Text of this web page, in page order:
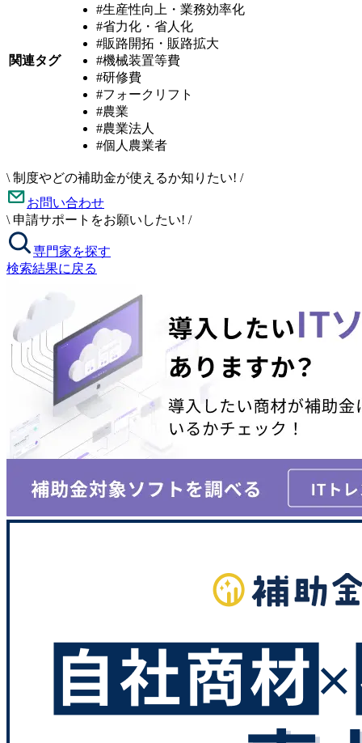
関連タグ
#生産性向上・業務効率化
#省力化・省人化
#販路開拓・販路拡大
#機械装置等費
#研修費
#フォークリフト
#農業
#農業法人
#個人農業者
\ 制度やどの補助金が使えるか知りたい! /
お問い合わせ
\ 申請サポートをお願いしたい! /
専門家を探す
検索結果に戻る